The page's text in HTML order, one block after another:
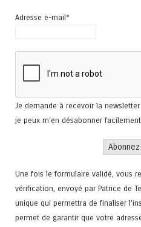
Adresse e-mail*
Je demande à recevoir la
je peux m'en désabonner
Une fois le formulaire validé, vous
vérification, envoyé par Patrice de
unique qui permettra de finaliser
permet de garantir que votre